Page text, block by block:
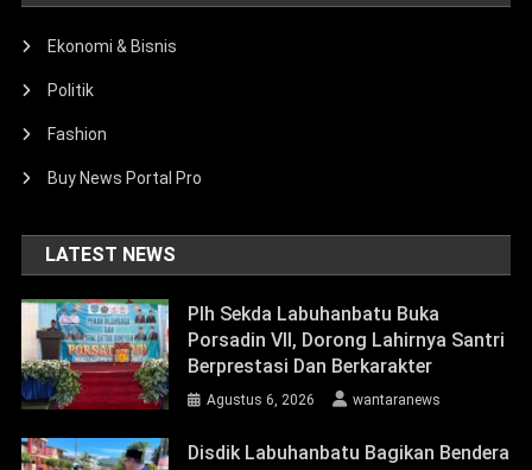
Ekonomi & Bisnis
Politik
Fashion
Buy News Portal Pro
LATEST NEWS
Plh Sekda Labuhanbatu Buka
Porsadin VII, Dorong Lahirnya Santri
Berprestasi Dan Berkarakter
Agustus 6, 2026 wantaranews
Disdik Labuhanbatu Bagikan Bendera